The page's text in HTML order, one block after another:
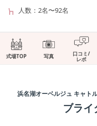
人数
2名〜92名
式場TOP 写真 口コミ/
レポ
浜名湖オーベルジュ キャ
ブライ